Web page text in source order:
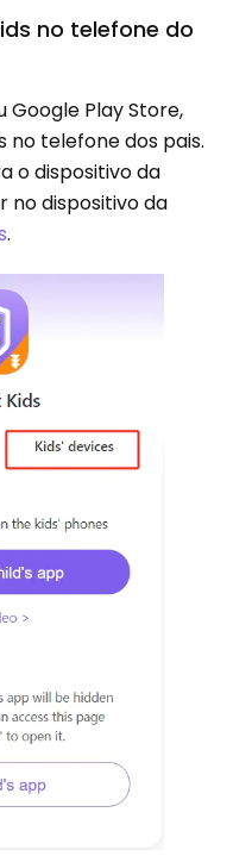
no telefone do
Google Play Store,
no telefone dos pais.
o dispositivo da
no dispositivo da
.